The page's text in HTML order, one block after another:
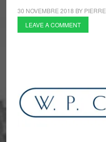
30 NOVEMBRE 2018 BY PIERRE
LEAVE A COMMENT